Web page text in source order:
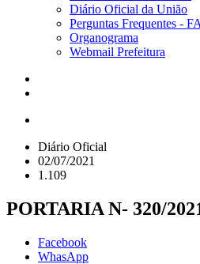
Diário Oficial da União
Perguntas Frequentes -
Organograma
Webmail Prefeitura
Diário Oficial
02/07/2021
1.109
PORTARIA N- 320/
Facebook
WhasApp